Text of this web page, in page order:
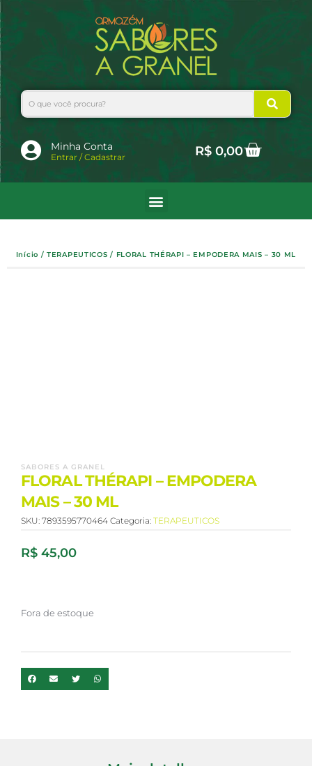
para
o
conteúdo
Search
Minha Conta
Entrar / Cadastrar R$0,00Cart
Início /TERAPEUTICOS / FLORAL THÉRAPI – EMPODERA MAIS – 30 ML
SABORES A GRANEL
FLORAL THÉRAPI – EMPODERA
MAIS – 30 ML
SKU: 7893595770464 Categoria: TERAPEUTICOS
R$ 45,00
Fora de estoque